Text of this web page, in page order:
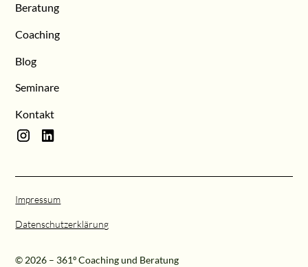
Beratung
Coaching
Blog
Seminare
Kontakt
© 2026 – 361º Coaching und Beratung
Impressum
Datenschutzerklärung